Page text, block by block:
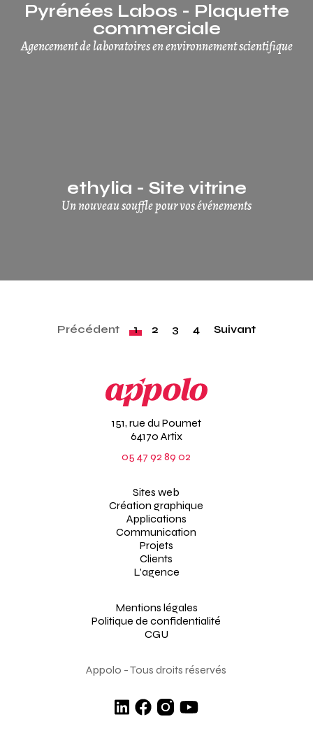
Pyrénées Labos - Plaquette
commerciale
Agencement de laboratoires en environnement scientifique
ethylia - Site vitrine
Un nouveau souffle pour vos événements
Précédent 1 2 3 4 Suivant
151, rue du Poumet
64170 Artix
05 47 92 89 02
Sites web
Création graphique
Applications
Communication
Projets
Clients
L'agence
Mentions légales
Politique de confidentialité
CGU
Appolo - Tous droits réservés